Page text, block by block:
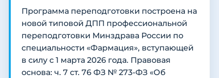
Программа переподготовки построена на
новой типовой ДПП профессиональной
переподготовки Минздрава России по
специальности «Фармация», вступающей
в силу с 1 марта 2026 года. Правовая
основа: ч. 7 ст. 76 ФЗ № 273-ФЗ «Об